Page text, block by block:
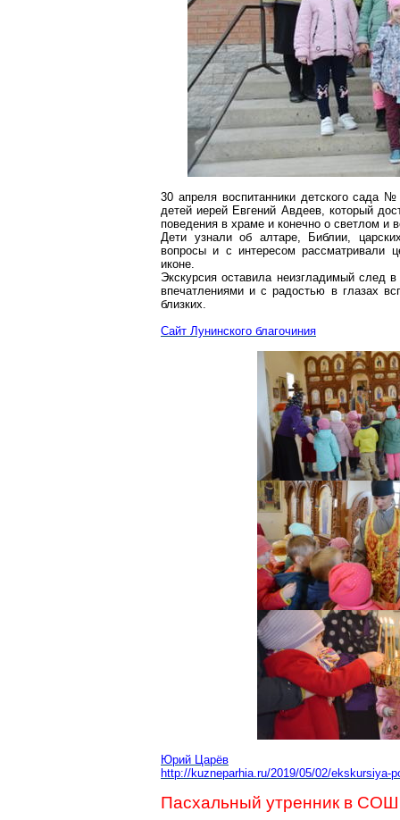
30 апреля воспитанники детского сада
детей иерей Евгений Авдеев, который
поведения в храме и конечно о светлом и
Дети узнали об алтаре, Библии,
вопросы и с интересом рассматривали
иконе.
Экскурсия оставила неизгладимый след
впечатлениями и с радостью в глазах
близких.
Сайт Лунинского благочиния
Юрий Царёв
http://kuzneparhia.ru/2019/05/02/ekskursiya-
Пасхальный утренник в СОШ